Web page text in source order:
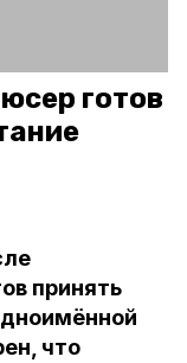
готов
принять
что